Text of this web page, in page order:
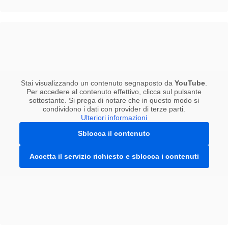
Stai visualizzando un contenuto segnaposto da YouTube
Per accedere al contenuto effettivo, clicca sul pulsante
sottostante. Si prega di notare che in questo modo si
condividono i dati con provider di terze parti.
Ulteriori informazioni
Sblocca il contenuto
Accetta il servizio richiesto e sblocca i contenuti